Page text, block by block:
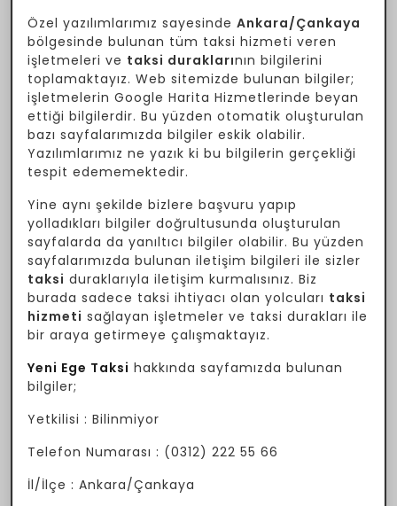
Özel yazılımlarımız sayesinde Ankara/Çankaya
bölgesinde bulunan tüm taksi hizmeti veren
işletmeleri ve taksi duraklarının bilgilerini
toplamaktayız. Web sitemizde bulunan bilgiler;
işletmelerin Google Harita Hizmetlerinde beyan
ettiği bilgilerdir. Bu yüzden otomatik oluşturulan
bazı sayfalarımızda bilgiler eskik olabilir.
Yazılımlarımız ne yazık ki bu bilgilerin gerçekliği
tespit edememektedir.
Yine aynı şekilde bizlere başvuru yapıp
yolladıkları bilgiler doğrultusunda oluşturulan
sayfalarda da yanıltıcı bilgiler olabilir. Bu yüzden
sayfalarımızda bulunan iletişim bilgileri ile sizler
taksi duraklarıyla iletişim kurmalısınız. Biz
burada sadece taksi ihtiyacı olan yolcuları taksi
hizmeti sağlayan işletmeler ve taksi durakları ile
bir araya getirmeye çalışmaktayız.
Yeni Ege Taksi hakkında sayfamızda bulunan
bilgiler;
Yetkilisi : Bilinmiyor
Telefon Numarası : (0312) 222 55 66
İl/İlçe : Ankara/Çankaya